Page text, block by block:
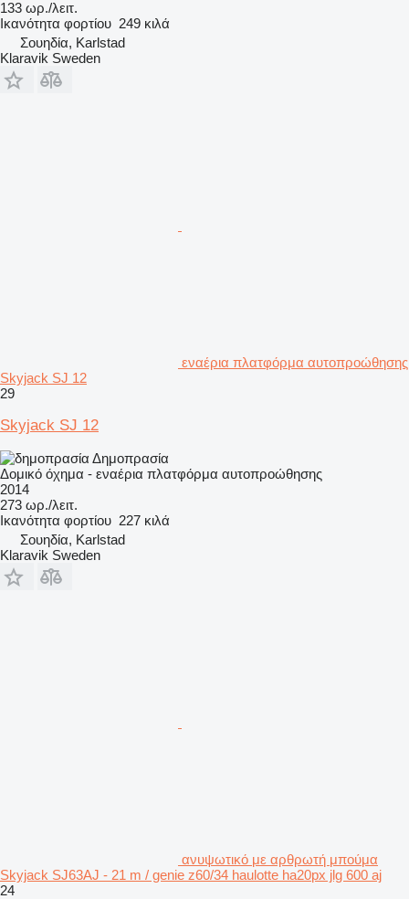
133 ωρ./λειτ.
Ικανότητα φορτίου 249 κιλά
Σουηδία, Karlstad
Klaravik Sweden
εναέρια πλατφόρμα αυτοπροώθησης
Skyjack SJ 12
29
Skyjack SJ 12
Δημοπρασία
Δομικό όχημα - εναέρια πλατφόρμα αυτοπροώθησης
2014
273 ωρ./λειτ.
Ικανότητα φορτίου 227 κιλά
Σουηδία, Karlstad
Klaravik Sweden
ανυψωτικό με αρθρωτή μπούμα
Skyjack SJ63AJ - 21 m / genie z60/34 haulotte ha20px jlg 600 aj
24